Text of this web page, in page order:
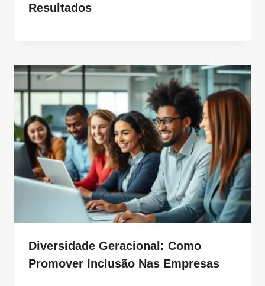
Resultados
Diversidade Geracional: Como
Promover Inclusão Nas Empresas